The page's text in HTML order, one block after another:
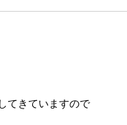
てきていますので